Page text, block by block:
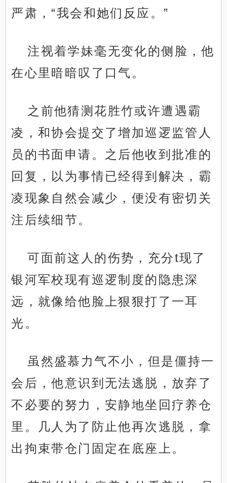
严肃，“我会和她们反应。”
注视着学妹毫无变化的侧脸，他
在心里暗暗叹了口气。
之前他猜测花胜竹或许遭遇霸
凌，和协会提交了增加巡逻监管人
员的书面申请。之后他收到批准的
回复，以为事情已经得到解决，霸
凌现象自然会减少，便没有密切关
注后续细节。
可面前这人的伤势，充分t现了
银河军校现有巡逻制度的隐患深
远，就像给他脸上狠狠打了一耳
光。
虽然盛慕力气不小，但是僵持一
会后，他意识到无法逃脱，放弃了
不必要的努力，安静地坐回疗养仓
里。几人为了防止他再次逃脱，拿
出拘束带仓门固定在底座上。